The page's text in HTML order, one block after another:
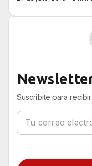
Suscribite para